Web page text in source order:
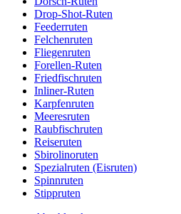
Drop-Shot-Ruten
Feederruten
Felchenruten
Fliegenruten
Forellen-Ruten
Friedfischruten
Inliner-Ruten
Karpfenruten
Meeresruten
Raubfischruten
Reiseruten
Sbirolinoruten
Spezialruten (Eisruten)
Spinnruten
Stippruten